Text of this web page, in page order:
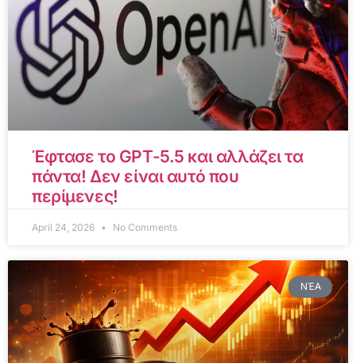
Έφτασε το GPT-5.5 και αλλάζει τα
πάντα! Δεν είναι αυτό που
περίμενες!
April 24, 2026 No Comments
ΝΈΑ